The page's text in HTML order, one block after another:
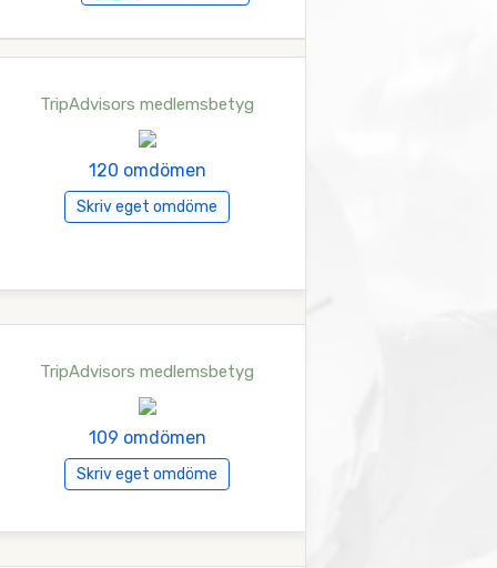
TripAdvisors medlemsbetyg
120 omdömen
Skriv eget omdöme
TripAdvisors medlemsbetyg
109 omdömen
Skriv eget omdöme